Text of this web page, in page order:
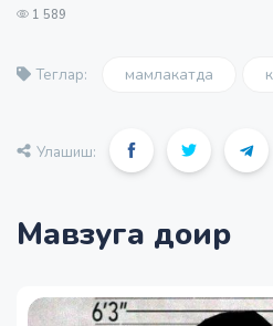
1 589
Теглар: мамлакатда
Улашиш:
Мавзуга доир